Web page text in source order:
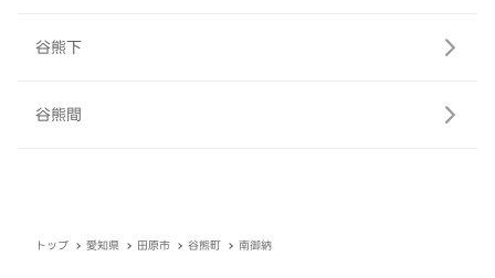
谷熊下
谷熊間
トップ 愛知県 田原市 谷熊町 南御納